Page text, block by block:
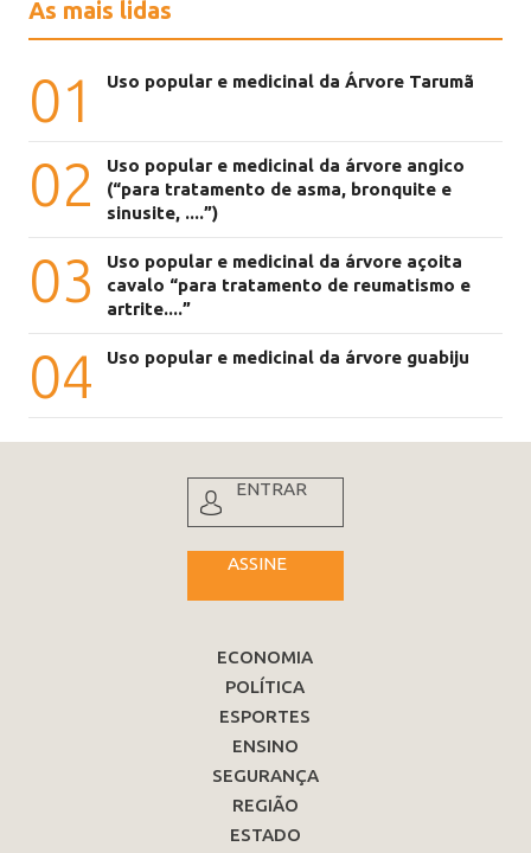
As mais lidas
01 Uso popular e medicinal da Árvore Tarumã
02
Uso popular e medicinal da árvore angico
(“para tratamento de asma, bronquite e
sinusite, ....”)
03
Uso popular e medicinal da árvore açoita
cavalo “para tratamento de reumatismo e
artrite....”
04 Uso popular e medicinal da árvore guabiju
ENTRAR
ASSINE
ECONOMIA
POLÍTICA
ESPORTES
ENSINO
SEGURANÇA
REGIÃO
ESTADO